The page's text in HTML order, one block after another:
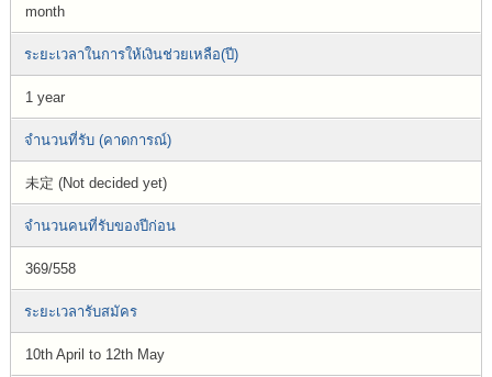
month
ระยะเวลาในการให้เงินช่วยเหลือ(ปี)
1 year
จำนวนที่รับ (คาดการณ์)
未定 (Not decided yet)
จำนวนคนที่รับของปีก่อน
369/558
ระยะเวลารับสมัคร
10th April to 12th May